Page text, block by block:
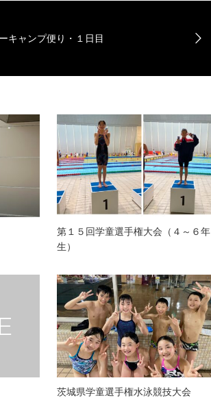
キャンプ便り・１日目
第１５回学童選手権大会（４～６年
生）
茨城県学童選手権水泳競技大会